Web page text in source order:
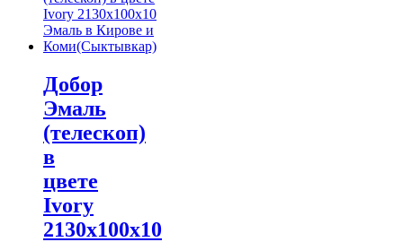
Добор
Эмаль
(телескоп)
в
цвете
Ivory
2130х100х10